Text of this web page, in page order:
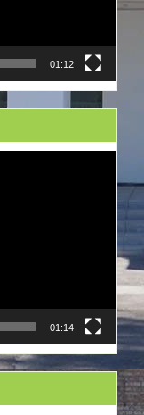
01:12
01:14